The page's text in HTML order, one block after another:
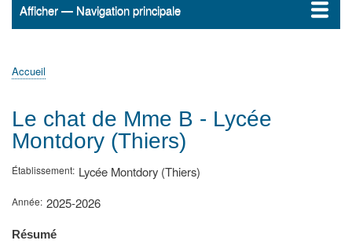
Navigation
Afficher — Navigation principale
Accueil
ActualitésMATh.en.JEANS ?
Régions et Ateliers
Créer, gérer un atelier
Sujets/Publications
Congrès
d'Ariane
Accueil
Le chat de Mme B - Lycée
Montdory (Thiers)
Établissement Lycée Montdory (Thiers)
Année 2025-2026
Résumé